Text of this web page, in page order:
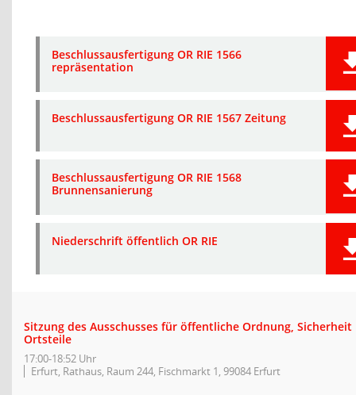
Beschlussausfertigung OR RIE 1566
repräsentation
Beschlussausfertigung OR RIE 1567 Zeitung
Beschlussausfertigung OR RIE 1568
Brunnensanierung
Niederschrift öffentlich OR RIE
Sitzung des Ausschusses für öffentliche Ordnung, Sicherheit
Ortsteile
17:00-18:52 Uhr
Erfurt, Rathaus, Raum 244, Fischmarkt 1, 99084 Erfurt